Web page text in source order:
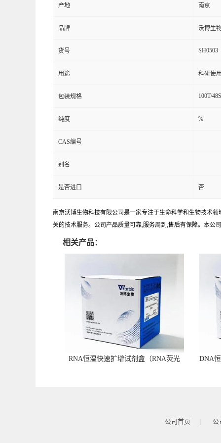
产地 南京
品牌 沃博生
货号 SH0503
用途 科研使
包装规格 100T/48S
纯度 %
CAS编号
别名
是否进口 否
南京沃博生物科技有限公司是一家专注于生命科学和生物技术
关的技术服务。公司产品质量可靠,服务周到,售后有保障。本公
相关产品：
RNA恒温快速扩增试剂盒（RNA荧光
DNA
公司首页 公